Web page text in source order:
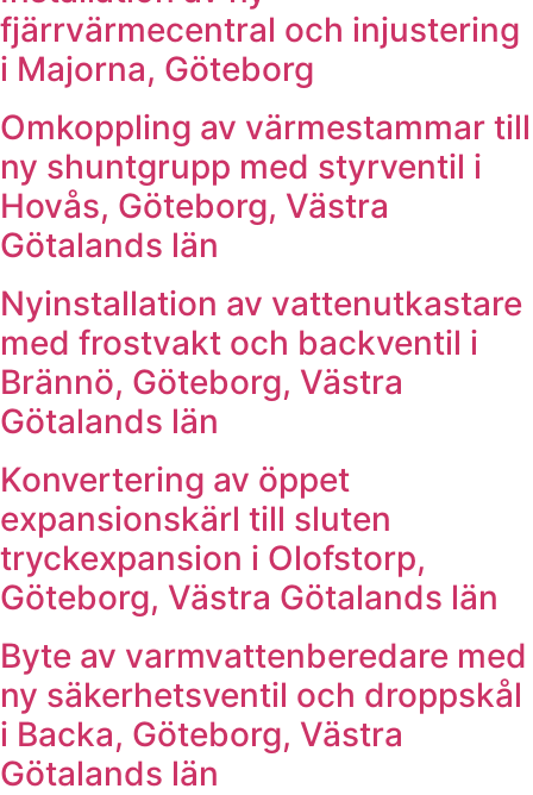
fjärrvärmecentral och injustering
i Majorna, Göteborg
Omkoppling av värmestammar till
ny shuntgrupp med styrventil i
Hovås, Göteborg, Västra
Götalands län
Nyinstallation av vattenutkastare
med frostvakt och backventil i
Brännö, Göteborg, Västra
Götalands län
Konvertering av öppet
expansionskärl till sluten
tryckexpansion i Olofstorp,
Göteborg, Västra Götalands län
Byte av varmvattenberedare med
ny säkerhetsventil och droppskål
i Backa, Göteborg, Västra
Götalands län